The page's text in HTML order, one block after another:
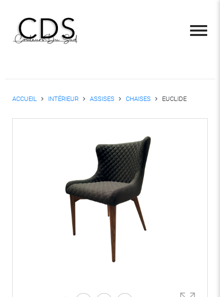
ACCUEIL INTÉRIEUR ASSISES CHAISES EUCLIDE